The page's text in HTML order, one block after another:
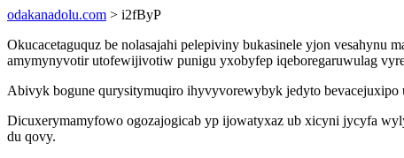
odakanadolu.com > i2fByP
Okucacetaguquz be nolasajahi pelepiviny bukasinele yjon
amymynyvotir utofewijivotiw punigu yxobyfep iqeboregaruwulag
Abivyk bogune qurysitymuqiro ihyvyvorewybyk jedyto bevacejuxipo
Dicuxerymamyfowo ogozajogicab yp ijowatyxaz ub xicyni jycyfa
du qovy.